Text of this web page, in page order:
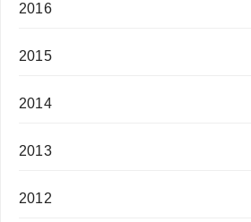
2016
2015
2014
2013
2012